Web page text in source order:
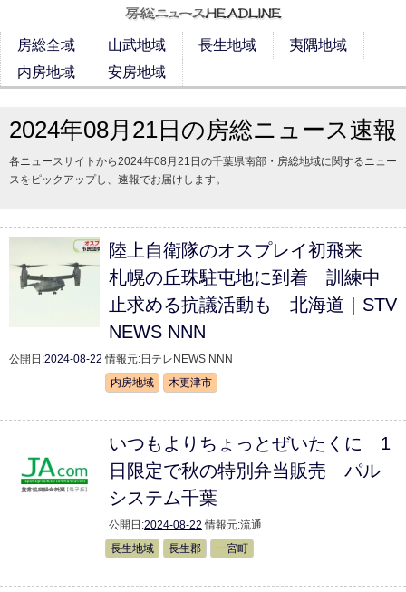
房総全域 山武地域 長生地域
夷隅地域
内房地域
安房地域
2024年08月21日の房総ニュース速報
各ニュースサイトから2024年08月21日の千葉県南部・房総地域に関するニュー
スをピックアップし、速報でお届けします。
陸上自衛隊のオスプレイ初飛来
札幌の丘珠駐屯地に到着 訓練中
止求める抗議活動も 北海道｜STV
NEWS NNN
公開日:2024-08-22 情報元:日テレNEWS NNN
内房地域
木更津市
いつもよりちょっとぜいたくに 1
日限定で秋の特別弁当販売 パル
システム千葉
公開日:2024-08-22 情報元:流通
長生地域
長生郡 一宮町